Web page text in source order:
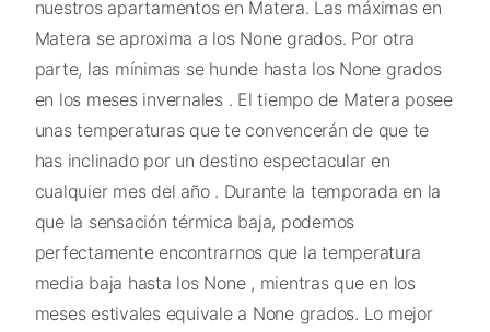
nuestros apartamentos en Matera. Las máximas en
Matera se aproxima a los None grados. Por otra
parte, las mínimas se hunde hasta los None grados
en los meses invernales . El tiempo de Matera posee
unas temperaturas que te convencerán de que te
has inclinado por un destino espectacular en
cualquier mes del año . Durante la temporada en la
que la sensación térmica baja, podemos
perfectamente encontrarnos que la temperatura
media baja hasta los None , mientras que en los
meses estivales equivale a None grados. Lo mejor